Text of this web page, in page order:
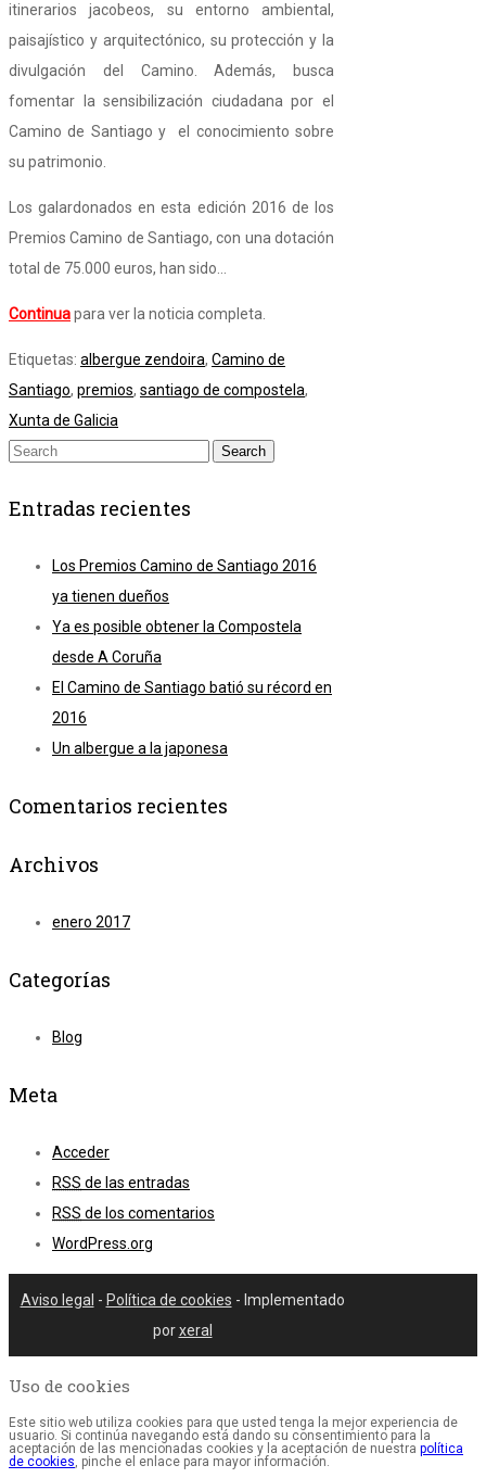
itinerarios jacobeos, su entorno ambiental,
paisajístico y arquitectónico, su protección y la
divulgación del Camino. Además, busca
fomentar la sensibilización ciudadana por el
Camino de Santiago y el conocimiento sobre
su patrimonio.
Los galardonados en esta edición 2016 de los
Premios Camino de Santiago, con una dotación
total de 75.000 euros, han sido…
Continuapara ver la noticia completa.
Etiquetas: albergue zendoira, Camino de
Santiago, premios, santiago de compostela,
Xunta de Galicia
Entradas recientes
Los Premios Camino de Santiago 2016
ya tienen dueños
Ya es posible obtener la Compostela
desde A Coruña
El Camino de Santiago batió su récord en
2016
Un albergue a la japonesa
Comentarios recientes
Archivos
enero 2017
Categorías
Blog
Meta
Acceder
RSS de las entradas
RSS de los comentarios
WordPress.org
Aviso legal - Política de cookies - Implementado
porxeral
Uso de cookies
Este sitio web utiliza cookies para que usted tenga la mejor experiencia de
usuario. Si continúa navegando está dando su consentimiento para la
aceptación de las mencionadas cookies y la aceptación de nuestra política
de cookies , pinche el enlace para mayor información.